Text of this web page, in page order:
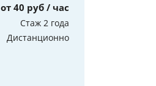
от 40 руб / час
Стаж 2 года
Дистанционно